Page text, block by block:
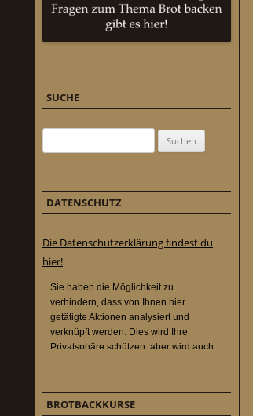
SUCHE
DATENSCHUTZ
Die Datenschutzerklärung findest du
hier!
BROTBACKKURSE